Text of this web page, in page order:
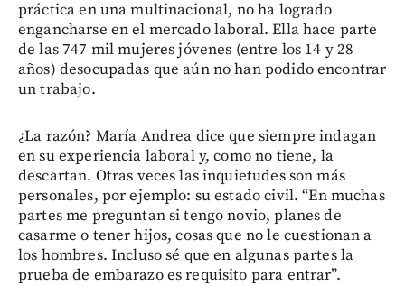
práctica en una multinacional, no ha logrado
engancharse en el mercado laboral. Ella hace parte
de las 747 mil mujeres jóvenes (entre los 14 y 28
años) desocupadas que aún no han podido encontrar
un trabajo.
¿La razón? María Andrea dice que siempre indagan
en su experiencia laboral y, como no tiene, la
descartan. Otras veces las inquietudes son más
personales, por ejemplo: su estado civil. “En muchas
partes me preguntan si tengo novio, planes de
casarme o tener hijos, cosas que no le cuestionan a
los hombres. Incluso sé que en algunas partes la
prueba de embarazo es requisito para entrar”.